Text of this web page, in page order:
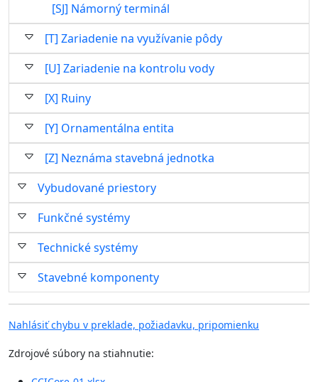
[SJ] Námorný terminál
[T] Zariadenie na využívanie pôdy
[U] Zariadenie na kontrolu vody
[X] Ruiny
[Y] Ornamentálna entita
[Z] Neznáma stavebná jednotka
Vybudované priestory
Funkčné systémy
Technické systémy
Stavebné komponenty
Nahlásiť chybu v preklade, požiadavku, pripomienku
Zdrojové súbory na stiahnutie: